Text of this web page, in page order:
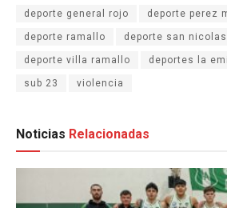
deporte general rojo deporte perez
deporte ramallo deporte san nicolas
deporte villa ramallo deportes la
sub 23 violencia
Noticias Relacionadas